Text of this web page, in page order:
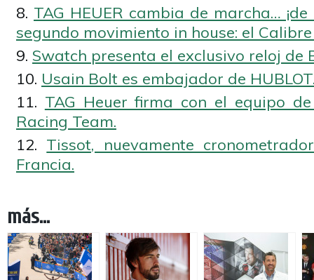
TAG HEUER cambia de marcha…
segundo movimiento in house: el
Swatch presenta el exclusivo reloj de
Usain Bolt es embajador de
TAG Heuer firma con el equipo
Racing Team.
Tissot, nuevamente
Francia.
más...